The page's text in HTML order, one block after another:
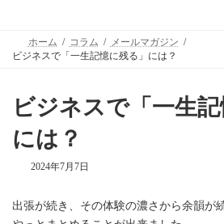
ホーム コラム
メールマガジン
ビジネスで「一生記憶に残る」には？
ビジネスで「一生記
には？
2024年7月7日
出張が続き、その体験の濃さから余韻が